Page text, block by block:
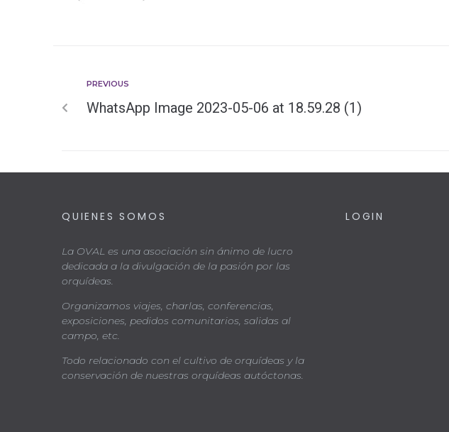
PREVIOUS
WhatsApp Image 2023-05-06 at 18.59.28 (1)
QUIENES SOMOS
La OVAL es una asociación sin ánimo de lucro
dedicada a la divulgación de la pasión por las
orquídeas.
Organizamos viajes, charlas, conferencias,
exposiciones, pedidos comunitarios, salidas al
campo, etc.
Todo relacionado con el cultivo de orquídeas y la
conservación de nuestras orquídeas autóctonas.
LOGIN